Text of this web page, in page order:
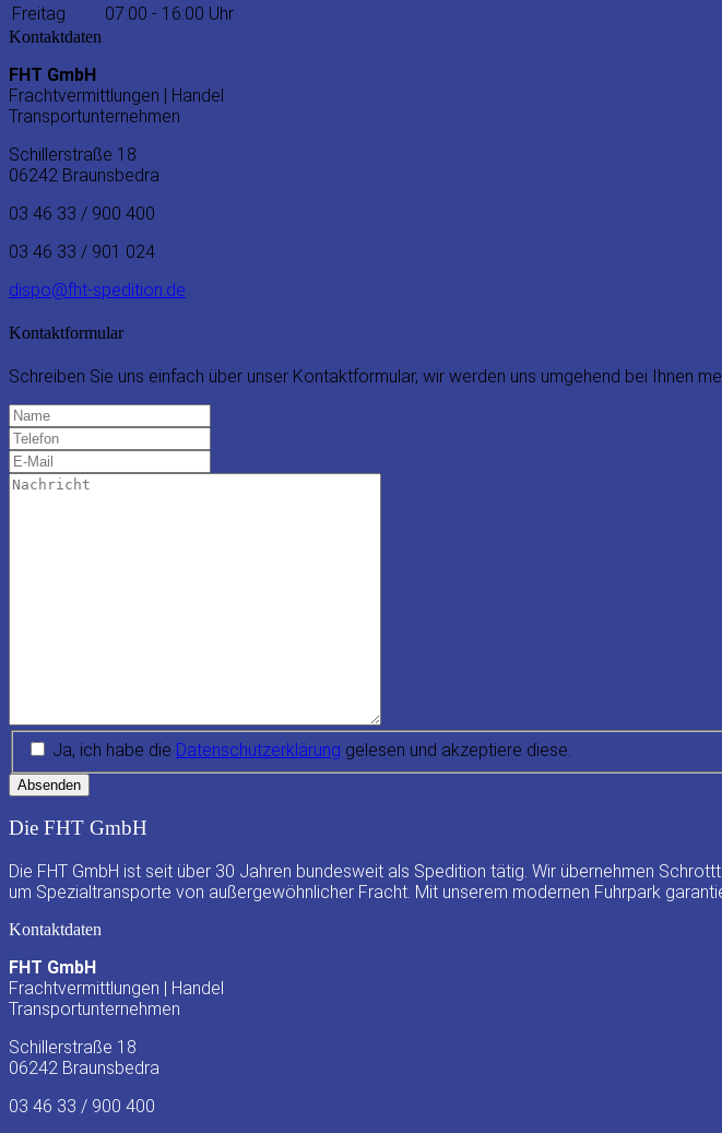
Freitag
07:00 - 16:00 Uhr
Kontaktdaten
FHT GmbH
Frachtvermittlungen | Handel
Transportunternehmen
Schillerstraße 18
06242 Braunsbedra
03 46 33 / 900 400
03 46 33 / 901 024
dispo@fht-spedition.de
Kontaktformular
Schreiben Sie uns einfach über unser Kontaktformular, wir werden uns umgehend bei Ihnen
Ja, ich habe die Datenschutzerklärung gelesen und akzeptiere diese.
Absenden
Die FHT GmbH
Die FHT GmbH ist seit über 30 Jahren bundesweit als Spedition tätig. Wir übernehmen
um Spezialtransporte von außergewöhnlicher Fracht. Mit unserem modernen Fuhrpark
Kontaktdaten
FHT GmbH
Frachtvermittlungen | Handel
Transportunternehmen
Schillerstraße 18
06242 Braunsbedra
03 46 33 / 900 400